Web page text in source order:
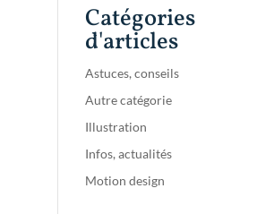
Catégories
d'articles
Astuces, conseils
Autre catégorie
Illustration
Infos, actualités
Motion design